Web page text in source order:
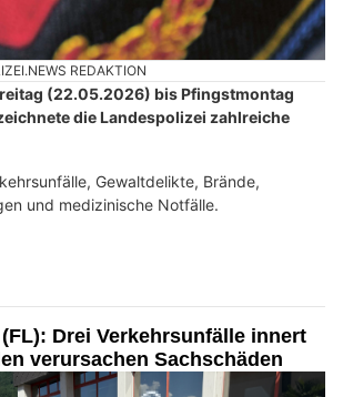
REDAKTION
(22.05.2026) bis Pfingstmontag
die Landespolizei zahlreiche
Gewaltdelikte, Brände,
und medizinische Notfälle.
Drei Verkehrsunfälle innert
verursachen Sachschäden